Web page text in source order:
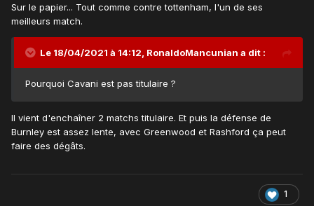
Sur le papier... Tout comme contre tottenham, l'un de ses
meilleurs match.
Le 18/04/2021 à 14:12, RonaldoMancunian a dit :
Pourquoi Cavani est pas titulaire ?
Il vient d'enchaîner 2 matchs titulaire. Et puis la défense de
Burnley est assez lente, avec Greenwood et Rashford ça peut
faire des dégâts.
1